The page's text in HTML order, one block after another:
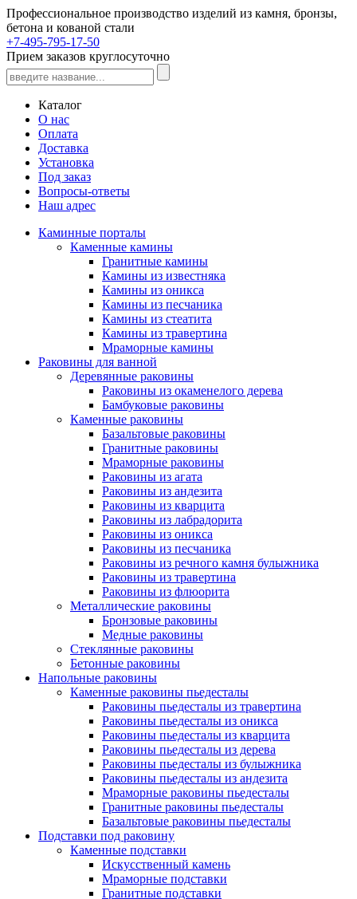
Профессиональное производство изделий из камня, бронзы,
бетона и кованой стали
+7-495-795-17-50
Прием заказов круглосуточно
Каталог
О нас
Оплата
Доставка
Установка
Под заказ
Вопросы-ответы
Наш адрес
Каминные порталы
Каменные камины
Гранитные камины
Камины из известняка
Камины из оникса
Камины из песчаника
Камины из стеатита
Камины из травертина
Мраморные камины
Раковины для ванной
Деревянные раковины
Раковины из окаменелого дерева
Бамбуковые раковины
Каменные раковины
Базальтовые раковины
Гранитные раковины
Мраморные раковины
Раковины из агата
Раковины из андезита
Раковины из кварцита
Раковины из лабрадорита
Раковины из оникса
Раковины из песчаника
Раковины из речного камня булыжника
Раковины из травертина
Раковины из флюорита
Металлические раковины
Бронзовые раковины
Медные раковины
Стеклянные раковины
Бетонные раковины
Напольные раковины
Каменные раковины пьедесталы
Раковины пьедесталы из травертина
Раковины пьедесталы из оникса
Раковины пьедесталы из кварцита
Раковины пьедесталы из дерева
Раковины пьедесталы из булыжника
Раковины пьедесталы из андезита
Мраморные раковины пьедесталы
Гранитные раковины пьедесталы
Базальтовые раковины пьедесталы
Подставки под раковину
Каменные подставки
Искусственный камень
Мраморные подставки
Гранитные подставки